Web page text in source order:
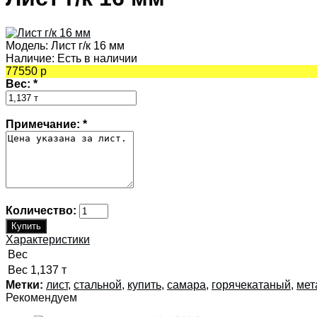
Модель: Лист г/к 16 мм
Наличие: Есть в наличии
77550 р
Вес: *
Примечание: *
Количество:
Характеристики
Вес
Вес 1,137 т
Метки: лист, стальной, купить, самара, горячекатаный,
Рекомендуем